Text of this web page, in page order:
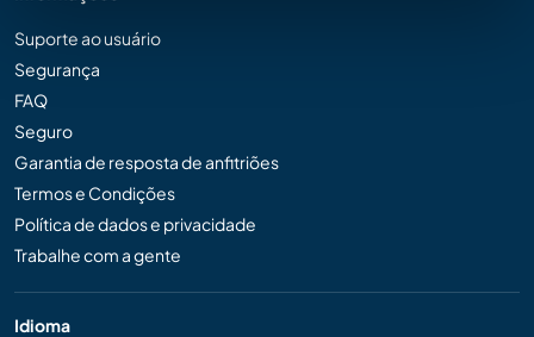
Suporte ao usuário
Segurança
FAQ
Seguro
Garantia de resposta de anfitriões
Termos e Condições
Política de dados e privacidade
Trabalhe com a gente
Idioma